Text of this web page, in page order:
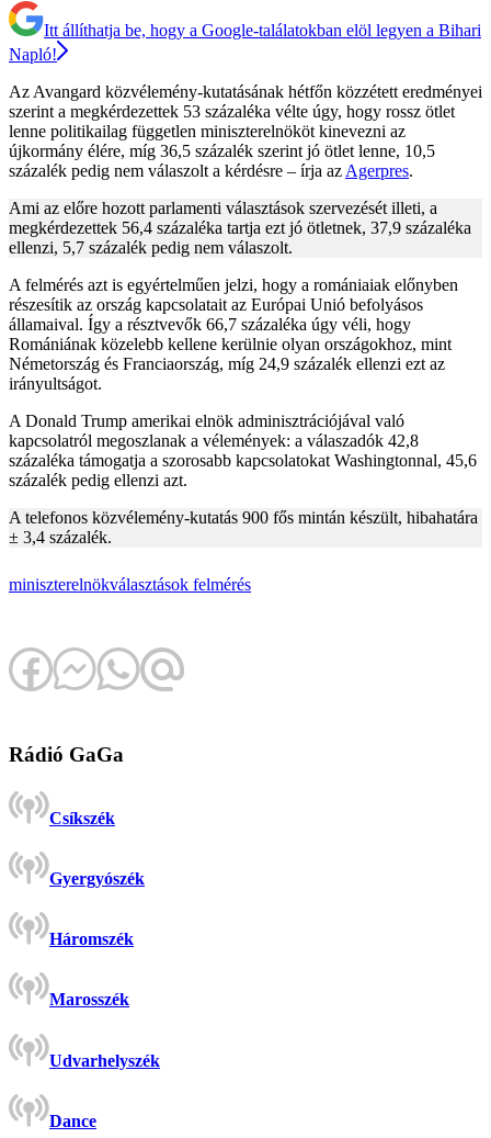
Itt állíthatja be, hogy a Google-találatokban elöl legyen a Bihari
Napló!
Az Avangard közvélemény-kutatásának hétfőn közzétett eredményei
szerint a megkérdezettek 53 százaléka vélte úgy, hogy rossz ötlet
lenne politikailag független miniszterelnököt kinevezni az
újkormány élére, míg 36,5 százalék szerint jó ötlet lenne, 10,5
százalék pedig nem válaszolt a kérdésre – írja az Agerpres.
Ami az előre hozott parlamenti választások szervezését illeti, a
megkérdezettek 56,4 százaléka tartja ezt jó ötletnek, 37,9 százaléka
ellenzi, 5,7 százalék pedig nem válaszolt.
A felmérés azt is egyértelműen jelzi, hogy a romániaiak előnyben
részesítik az ország kapcsolatait az Európai Unió befolyásos
államaival. Így a résztvevők 66,7 százaléka úgy véli, hogy
Romániának közelebb kellene kerülnie olyan országokhoz, mint
Németország és Franciaország, míg 24,9 százalék ellenzi ezt az
irányultságot.
A Donald Trump amerikai elnök adminisztrációjával való
kapcsolatról megoszlanak a vélemények: a válaszadók 42,8
százaléka támogatja a szorosabb kapcsolatokat Washingtonnal, 45,6
százalék pedig ellenzi azt.
A telefonos közvélemény-kutatás 900 fős mintán készült, hibahatára
± 3,4 százalék.
miniszterelnökválasztások felmérés
Rádió GaGa
Csíkszék
Gyergyószék
Háromszék
Marosszék
Udvarhelyszék
Dance